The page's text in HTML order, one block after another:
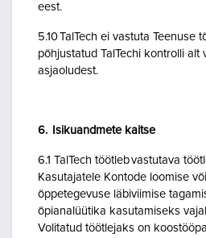
eest.
5.10 TalTech ei vastuta Teenuse
põhjustatud TalTechi kontrolli alt
asjaoludest.
6. Isikuandmete kaitse
6.1 TalTech töötleb vastutava
Kasutajatele Kontode loomise
õppetegevuse läbiviimise
õpianalüütika kasutamiseks
Volitatud töötlejaks on